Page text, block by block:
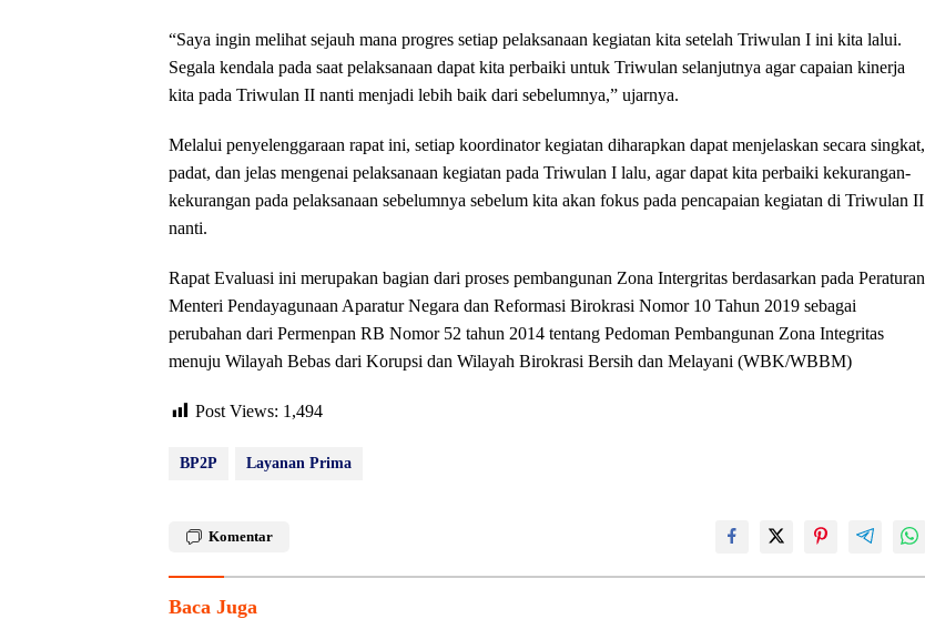
“Saya ingin melihat sejauh mana progres setiap pelaksanaan kegiatan kita setelah Triwulan I ini kita lalui.
Segala kendala pada saat pelaksanaan dapat kita perbaiki untuk Triwulan selanjutnya agar capaian kinerja
kita pada Triwulan II nanti menjadi lebih baik dari sebelumnya,” ujarnya.
Melalui penyelenggaraan rapat ini, setiap koordinator kegiatan diharapkan dapat menjelaskan secara singkat,
padat, dan jelas mengenai pelaksanaan kegiatan pada Triwulan I lalu, agar dapat kita perbaiki kekurangan-
kekurangan pada pelaksanaan sebelumnya sebelum kita akan fokus pada pencapaian kegiatan di Triwulan II
nanti.
Rapat Evaluasi ini merupakan bagian dari proses pembangunan Zona Intergritas berdasarkan pada Peraturan
Menteri Pendayagunaan Aparatur Negara dan Reformasi Birokrasi Nomor 10 Tahun 2019 sebagai
perubahan dari Permenpan RB Nomor 52 tahun 2014 tentang Pedoman Pembangunan Zona Integritas
menuju Wilayah Bebas dari Korupsi dan Wilayah Birokrasi Bersih dan Melayani (WBK/WBBM)
Post Views: 1,494
BP2P Layanan Prima
Komentar
Baca Juga